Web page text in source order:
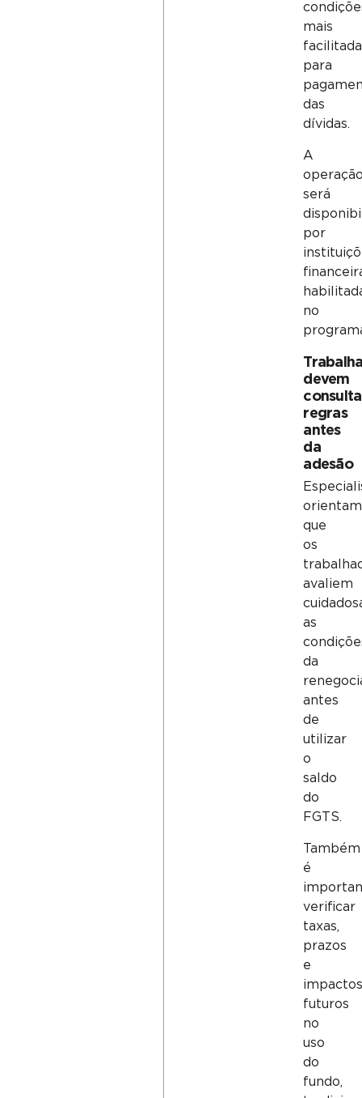
mais
para
das
dívidas.
A
será
por
no
devem
regras
antes
da
adesão
orientam
que
os
avaliem
as
da
antes
de
utilizar
o
saldo
do
FGTS.
Também
é
verificar
taxas,
prazos
e
futuros
no
uso
do
fundo,